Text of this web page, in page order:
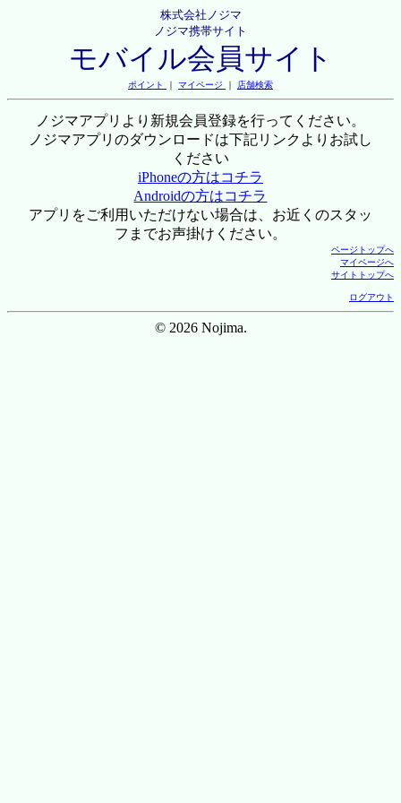
株式会社ノジマ
ノジマ携帯サイト
モバイル会員サイト
ポイント ｜ マイページ ｜ 店舗検索
ノジマアプリより新規会員登録を行ってください。
ノジマアプリのダウンロードは下記リンクよりお試し
ください
iPhoneの方はコチラ
Androidの方はコチラ
アプリをご利用いただけない場合は、お近くのスタッ
フまでお声掛けください。
ページトップへ
マイページへ
サイトトップへ
ログアウト
© 2026 Nojima.